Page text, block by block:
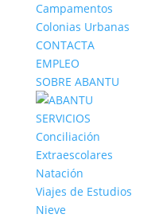
Campamentos
Colonias Urbanas
CONTACTA
EMPLEO
SOBRE ABANTU
SERVICIOS
Conciliación
Extraescolares
Natación
Viajes de Estudios
Nieve